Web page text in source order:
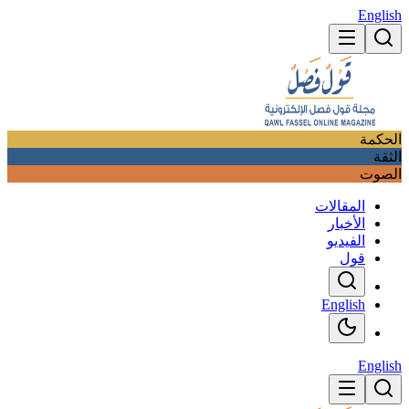
English
الحكمة
الثقة
الصوت
المقالات
الأخبار
الفيديو
قول
English
English